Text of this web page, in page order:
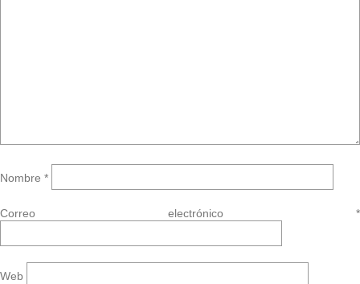
Nombre *
Correo electrónico *
Web